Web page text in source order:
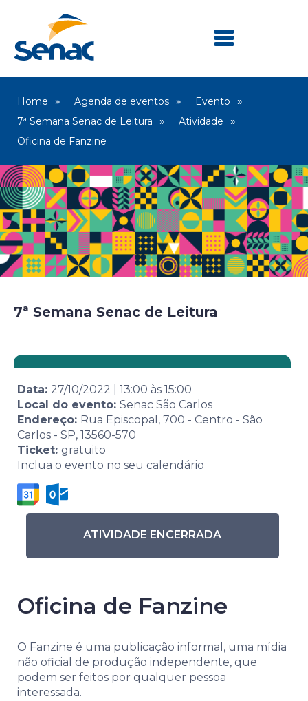
Home Agenda de eventos
Evento
7ª Semana Senac de Leitura
Atividade
Oficina de Fanzine
7ª Semana Senac de Leitura
Data: 27/10/2022 13:00 às 15:00
Local do evento: Senac São Carlos
Endereço: Rua Episcopal, 700 - Centro - São
Carlos - SP, 13560-570
Ticket: gratuito
Inclua o evento no seu calendário
ATIVIDADE ENCERRADA
Oficina de Fanzine
O Fanzine é uma publicação informal, uma mídia
não oficial de produção independente, que
podem ser feitos por qualquer pessoa
interessada.